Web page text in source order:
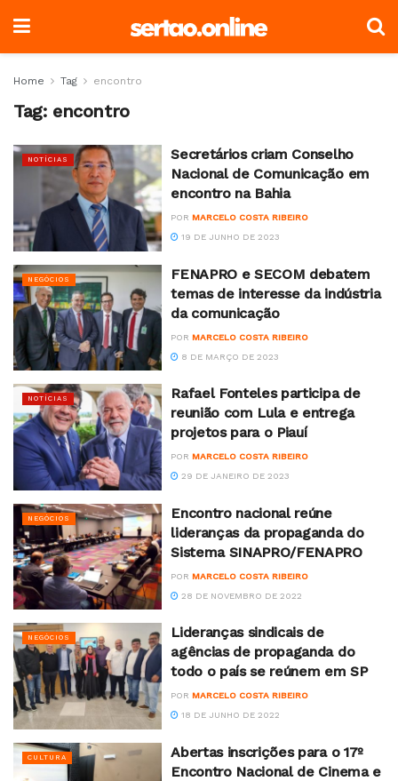
Home Tag encontro
Tag: encontro
NOTÍCIAS
Secretários criam Conselho
Nacional de Comunicação em
encontro na Bahia
POR MARCELO COSTA RIBEIRO
19 DE JUNHO DE 2023
NEGÓCIOS
FENAPRO e SECOM debatem
temas de interesse da indústria
da comunicação
POR MARCELO COSTA RIBEIRO
8 DE MARÇO DE 2023
NOTÍCIAS
Rafael Fonteles participa de
reunião com Lula e entrega
projetos para o Piauí
POR MARCELO COSTA RIBEIRO
29 DE JANEIRO DE 2023
NEGÓCIOS
Encontro nacional reúne
lideranças da propaganda do
Sistema SINAPRO/FENAPRO
POR MARCELO COSTA RIBEIRO
28 DE NOVEMBRO DE 2022
NEGÓCIOS
Lideranças sindicais de
agências de propaganda do
todo o país se reúnem em SP
POR MARCELO COSTA RIBEIRO
18 DE JUNHO DE 2022
CULTURA
Abertas inscrições para o 17º
Encontro Nacional de Cinema e